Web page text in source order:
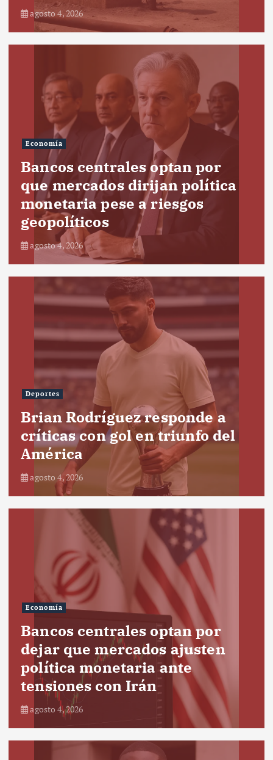
agosto 4, 2026
Economía
Bancos centrales optan por
que mercados dirijan política
monetaria pese a riesgos
geopolíticos
agosto 4, 2026
Deportes
Brian Rodríguez responde a
críticas con gol en triunfo del
América
agosto 4, 2026
Economía
Bancos centrales optan por
dejar que mercados ajusten
política monetaria ante
tensiones con Irán
agosto 4, 2026